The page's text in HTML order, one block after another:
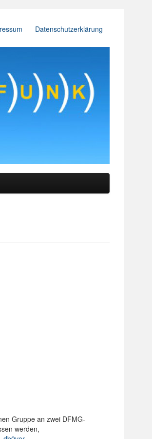
Datenschutzerklärung
Gruppe an zwei DFMG-
werden,